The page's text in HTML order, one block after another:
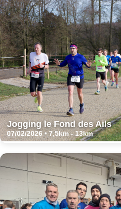
Jogging le Fond des Ails
07/02/2026 • 7,5km - 13km